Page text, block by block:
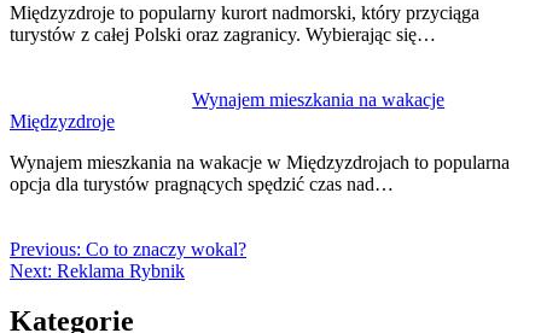
Międzyzdroje to popularny kurort nadmorski, który przyciąga
turystów z całej Polski oraz zagranicy. Wybierając się…
Wynajem mieszkania na wakacje
Międzyzdroje
Wynajem mieszkania na wakacje w Międzyzdrojach to popularna
opcja dla turystów pragnących spędzić czas nad…
Previous: Co to znaczy wokal?
Next: Reklama Rybnik
Kategorie